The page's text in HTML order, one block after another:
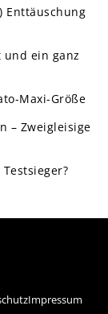
Enttäuschung
und ein ganz
Maxi-Größe
– Zweigleisige
Impressum